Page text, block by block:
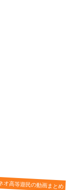
オ高等遊民の動画まとめ